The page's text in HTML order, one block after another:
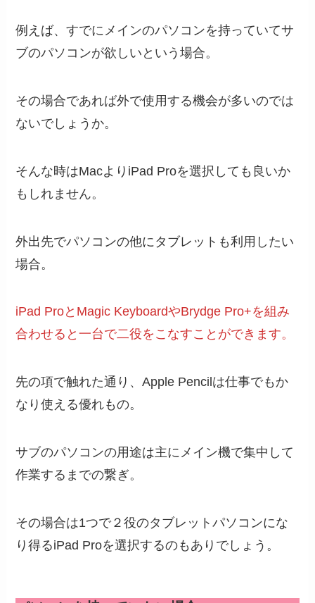
例えば、すでにメインのパソコンを持っていてサ
ブのパソコンが欲しいという場合。
その場合であれば外で使用する機会が多いのでは
ないでしょうか。
そんな時はMacよりiPad Proを選択しても良いか
もしれません。
外出先でパソコンの他にタブレットも利用したい
場合。
iPad ProとMagic KeyboardやBrydge Pro+を組み
合わせると一台で二役をこなすことができます。
先の項で触れた通り、Apple Pencilは仕事でもか
なり使える優れもの。
サブのパソコンの用途は主にメイン機で集中して
作業するまでの繋ぎ。
その場合は1つで２役のタブレットパソコンにな
り得るiPad Proを選択するのもありでしょう。